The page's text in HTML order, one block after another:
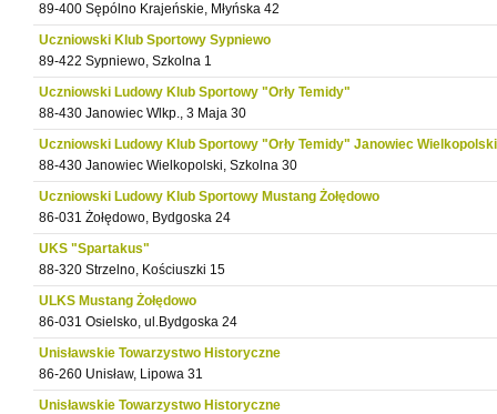
89-400 Sępólno Krajeńskie, Młyńska 42
Uczniowski Klub Sportowy Sypniewo
89-422 Sypniewo, Szkolna 1
Uczniowski Ludowy Klub Sportowy "Orły Temidy"
88-430 Janowiec Wlkp., 3 Maja 30
Uczniowski Ludowy Klub Sportowy "Orły Temidy" Janowiec Wielkopolski
88-430 Janowiec Wielkopolski, Szkolna 30
Uczniowski Ludowy Klub Sportowy Mustang Żołędowo
86-031 Żołędowo, Bydgoska 24
UKS "Spartakus"
88-320 Strzelno, Kościuszki 15
ULKS Mustang Żołędowo
86-031 Osielsko, ul.Bydgoska 24
Unisławskie Towarzystwo Historyczne
86-260 Unisław, Lipowa 31
Unisławskie Towarzystwo Historyczne